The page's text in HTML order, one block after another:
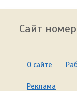
Сайт
О сайте
Реклама